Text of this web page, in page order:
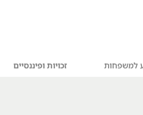
למשפחות זכויות ופיננסיים